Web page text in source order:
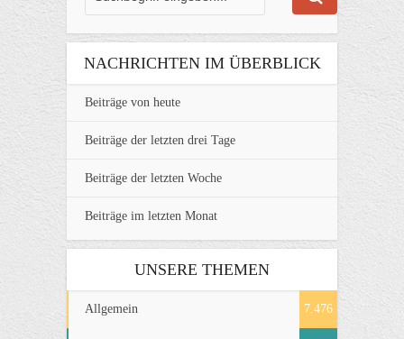
NACHRICHTEN IM ÜBERBLICK
Beiträge von heute
Beiträge der letzten drei Tage
Beiträge der letzten Woche
Beiträge im letzten Monat
UNSERE THEMEN
Allgemein 7.476